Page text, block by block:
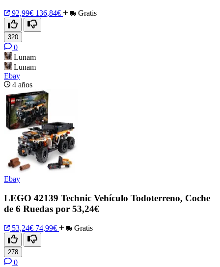
92,99€ 136,84€ Gratis
320
0
Lunam
Lunam
Ebay
4 años
Ebay
LEGO 42139 Technic Vehículo Todoterreno, Coche
de 6 Ruedas por 53,24€
53,24€ 74,99€ Gratis
278
0